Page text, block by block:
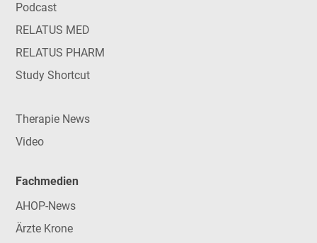
Podcast
RELATUS MED
RELATUS PHARM
Study Shortcut
Therapie News
Video
Fachmedien
AHOP-News
Ärzte Krone